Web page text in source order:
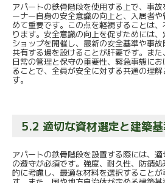
アパートの鉄骨階段を使用する上で、事
ーナー自身の安全意識の向上と、入居者
めて重要です。この点を軽視することは
ります。安全意識の向上を促すためには
ショップを開催し、最新の安全基準や事故
共有する場を設けることが肝要です。また
日常の管理と保守の重要性、緊急事態に
ることで、全員が安全に対する共通の理
す。
5.2 適切な資材選定と建築
アパートの鉄骨階段を設置する際には、
の遵守が必須です。強度、耐久性、防錆
的に考慮し、最適な材料を選択すること